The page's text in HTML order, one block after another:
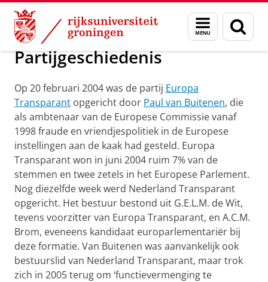
Skip
Content
Skip
Navigation
Menu
en
zoeken
Onderzoek Geschiedenis
Partijgeschiedenis
Op 20 februari 2004 was de partij Europa
Transparant opgericht door Paul van Buitenen, die
als ambtenaar van de Europese Commissie vanaf
1998 fraude en vriendjespolitiek in de Europese
instellingen aan de kaak had gesteld. Europa
Transparant won in juni 2004 ruim 7% van de
stemmen en twee zetels in het Europese Parlement.
Nog diezelfde week werd Nederland Transparant
opgericht. Het bestuur bestond uit G.E.L.M. de Wit,
tevens voorzitter van Europa Transparant, en A.C.M.
Brom, eveneens kandidaat europarlementariër bij
deze formatie. Van Buitenen was aanvankelijk ook
bestuurslid van Nederland Transparant, maar trok
zich in 2005 terug om ‘functievermenging te